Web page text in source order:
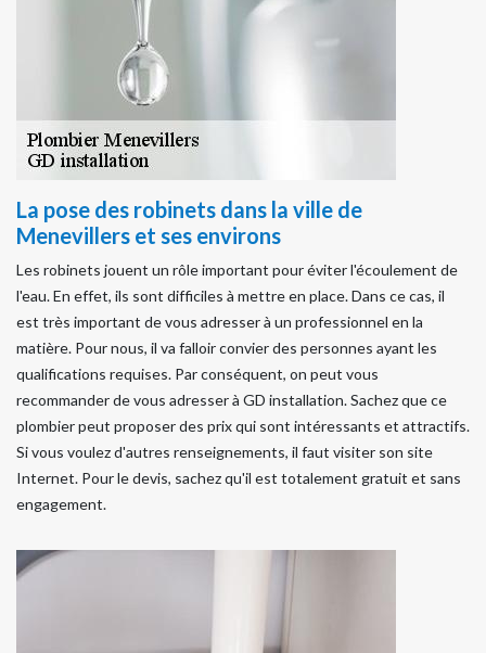
La pose des robinets dans la ville de
Menevillers et ses environs
Les robinets jouent un rôle important pour éviter l'écoulement de
l'eau. En effet, ils sont difficiles à mettre en place. Dans ce cas, il
est très important de vous adresser à un professionnel en la
matière. Pour nous, il va falloir convier des personnes ayant les
qualifications requises. Par conséquent, on peut vous
recommander de vous adresser à GD installation. Sachez que ce
plombier peut proposer des prix qui sont intéressants et attractifs.
Si vous voulez d'autres renseignements, il faut visiter son site
Internet. Pour le devis, sachez qu'il est totalement gratuit et sans
engagement.